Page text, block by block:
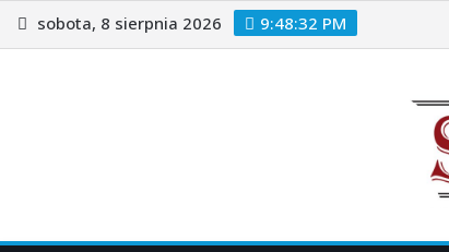
Skip
to
sobota, 8 sierpnia 2026 9:48:34 PM